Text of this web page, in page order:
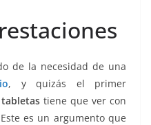
de la necesidad de una
, y quizás el primer
tabletas tiene que ver con
es un argumento que